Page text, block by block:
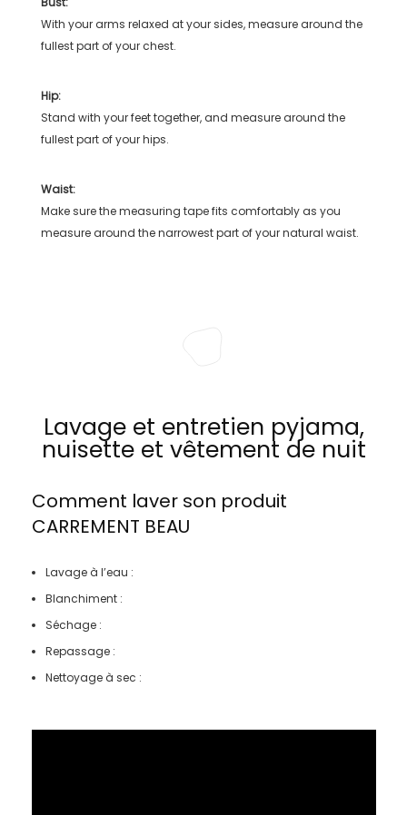
With your arms relaxed at your sides, measure around the
fullest part of your chest.
Hip:
Stand with your feet together, and measure around the
fullest part of your hips.
Waist:
Make sure the measuring tape fits comfortably as you
measure around the narrowest part of your natural waist.
Lavage et entretien pyjama,
nuisette et vêtement de nuit
Comment laver son produit
CARREMENT BEAU
Lavage à l’eau :
Blanchiment :
Séchage :
Repassage :
Nettoyage à sec :